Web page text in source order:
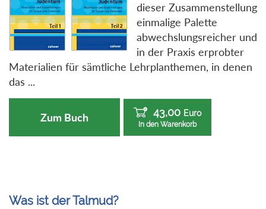
dieser Zusammenstellung
einmalige Palette
abwechslungsreicher und
in der Praxis erprobter
Materialien für sämtliche Lehrplanthemen, in denen
das ...
Zum Buch 43,00 Euro
In den Warenkorb
Was ist der Talmud?